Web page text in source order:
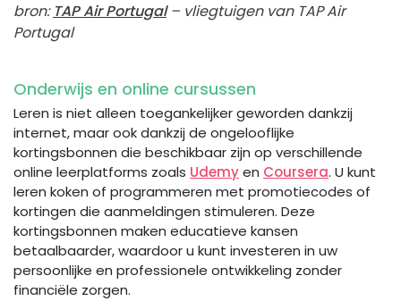
bron: TAP Air Portugal– vliegtuigen van TAP Air
Portugal
Onderwijs en online cursussen
Leren is niet alleen toegankelijker geworden dankzij
internet, maar ook dankzij de ongelooflijke
kortingsbonnen die beschikbaar zijn op verschillende
online leerplatforms zoals Udemyen Coursera. U kunt
leren koken of programmeren met promotiecodes of
kortingen die aanmeldingen stimuleren. Deze
kortingsbonnen maken educatieve kansen
betaalbaarder, waardoor u kunt investeren in uw
persoonlijke en professionele ontwikkeling zonder
financiële zorgen.